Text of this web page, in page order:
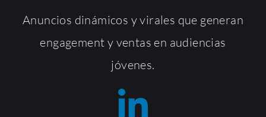
Anuncios dinámicos y virales que generan
engagement y ventas en audiencias
jóvenes.